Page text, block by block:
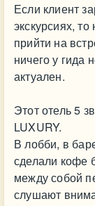
Если клиент
экскурсиях,
прийти на
ничего у гида
актуален.
Этот отель 5
LUXURY.
В лобби, в
сделали кофе
между собой
слушают